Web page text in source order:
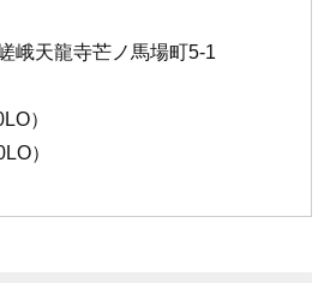
峨天龍寺芒ノ馬場町5-1
）
）